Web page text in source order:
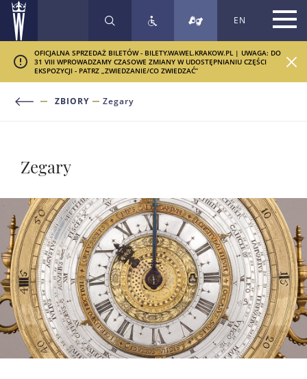
SZUKAJ EN
OFICJALNA SPRZEDAŻ BILETÓW - BILETY.WAWEL.KRAKOW.PL | UWAGA: DO
31 VIII WPROWADZAMY CZASOWE ZMIANY W UDOSTĘPNIANIU CZĘŚCI
EKSPOZYCJI - PATRZ „ZWIEDZANIE/CO ZWIEDZAĆ”
ZBIORY Zegary
Zegary